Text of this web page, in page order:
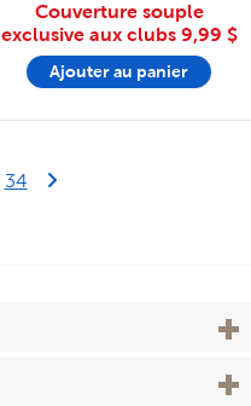
Couverture souple
exclusive aux clubs 9,99 $
Ajouter au panier
34Last Page
Next Page
View